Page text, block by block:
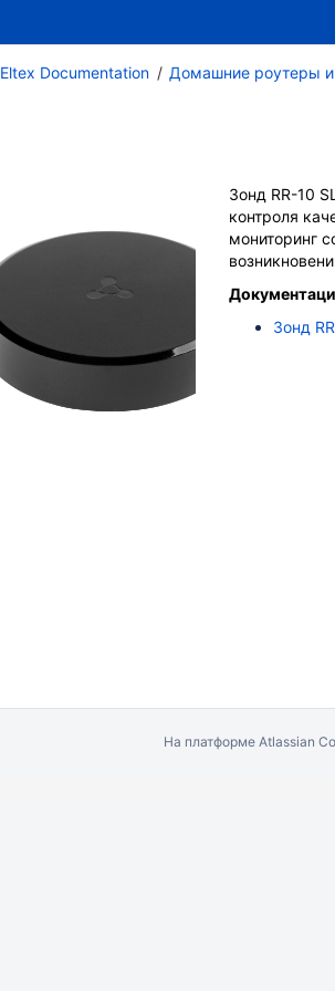
Eltex Documentation Домашние роутеры
Зонд RR-10
контроля
мониторинг
Зонд
На платформе Atlassian